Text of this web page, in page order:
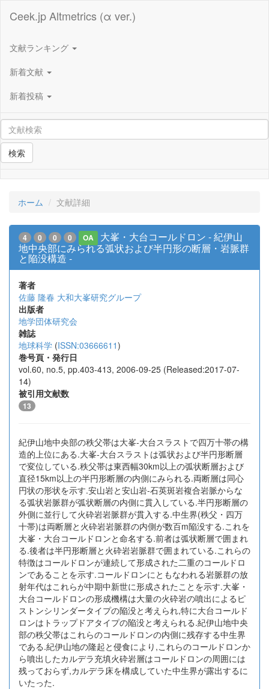
Ceek.jp Altmetrics (α ver.)
文献ランキング
新着文献
新着投稿
検索
ホーム 文献詳細
4 0 0 0 OA
大峯・大台コールドロン - 紀伊山
地中央部にみられる弧状および半円形の断層・岩脈群
と陥没構造 -
著者
佐藤 隆春 大和大峯研究グループ
出版者
地学団体研究会
雑誌
地球科学 (ISSN:03666611)
巻号頁・発行日
vol.60, no.5, pp.403-413, 2006-09-25 (Released:2017-07-
14)
被引用文献数
13
紀伊山地中央部の秩父帯は大峯-大台スラストで四万十帯の構
造的上位にある.大峯-大台スラストは弧状および半円形断層
で変位している.秩父帯は東西幅30km以上の弧状断層および
直径15km以上の半円形断層の内側にみられる.両断層は同心
円状の形状を示す.安山岩と安山岩-石英斑岩複合岩脈からな
る弧状岩脈群が弧状断層の内側に貫入している.半円形断層の
外側に並行して火砕岩岩脈群が貫入する.中生界(秩父・四万
十帯)は両断層と火砕岩岩脈群の内側が数百m陥没する.これを
大峯・大台コールドロンと命名する.前者は弧状断層で囲まれ
る.後者は半円形断層と火砕岩岩脈群で囲まれている.これらの
特徴はコールドロンが連続して形成された二重のコールドロ
ンであることを示す.コールドロンにともなわれる岩脈群の放
射年代はこれらが中期中新世に形成されたことを示す.大峯・
大台コールドロンの形成機構は大量の火砕岩の噴出によるピ
ストンシリンダータイプの陥没と考えられ,特に大台コールド
ロンはトラップドアタイプの陥没と考えられる.紀伊山地中央
部の秩父帯はこれらのコールドロンの内側に残存する中生界
である.紀伊山地の隆起と侵食により,これらのコールドロンか
ら噴出したカルデラ充填火砕岩層はコールドロンの周囲には
残っておらず,カルデラ床を構成していた中生界が露出するに
いたった.